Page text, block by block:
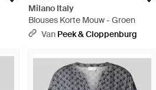
Milano Italy
Blouses Korte Mouw - Groen
Van Peek & Cloppenburg